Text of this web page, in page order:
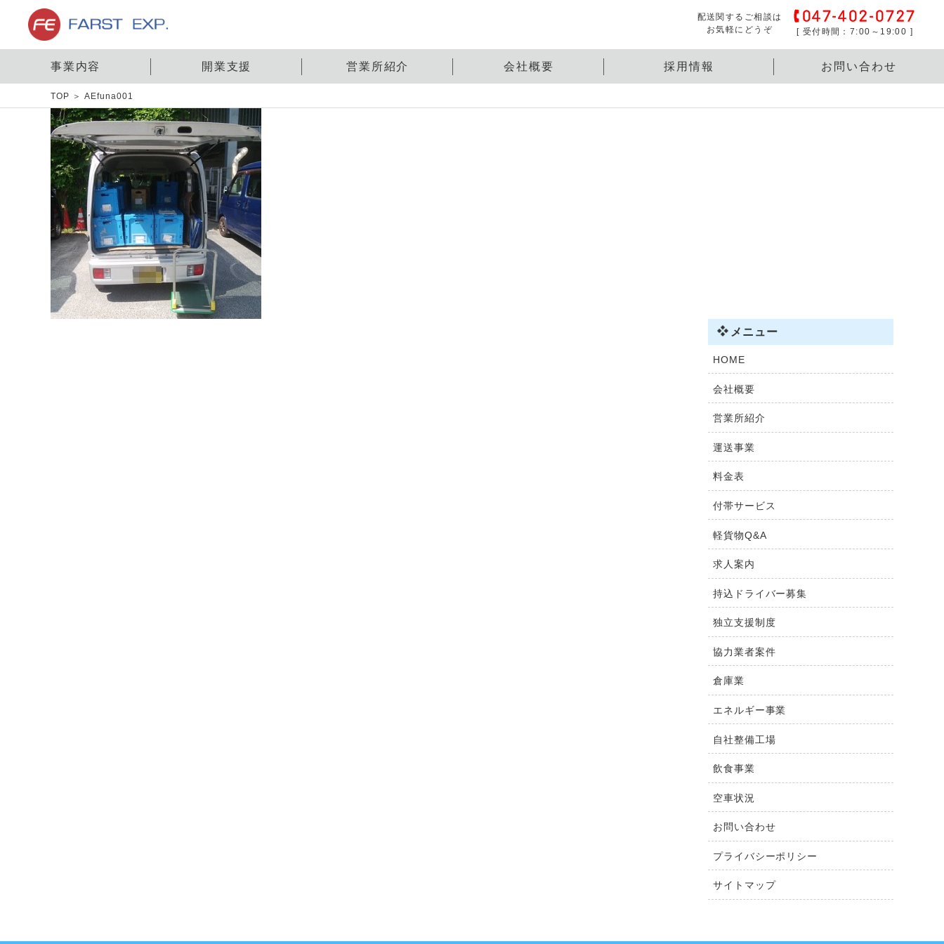
配送関するご相談は
お気軽にどうぞ
[ 受付時間：7:00～19:00 ]
事業内容 開業支援 営業所紹介 会社概要 採用情報 お問い合わせ
TOP AEfuna001
メニュー
HOME
会社概要
営業所紹介
運送事業
料金表
付帯サービス
軽貨物Q&A
求人案内
持込ドライバー募集
独立支援制度
協力業者案件
倉庫業
エネルギー事業
自社整備工場
飲食事業
空車状況
お問い合わせ
プライバシーポリシー
サイトマップ